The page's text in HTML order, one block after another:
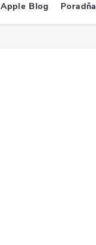
Apple Blog Poradňa